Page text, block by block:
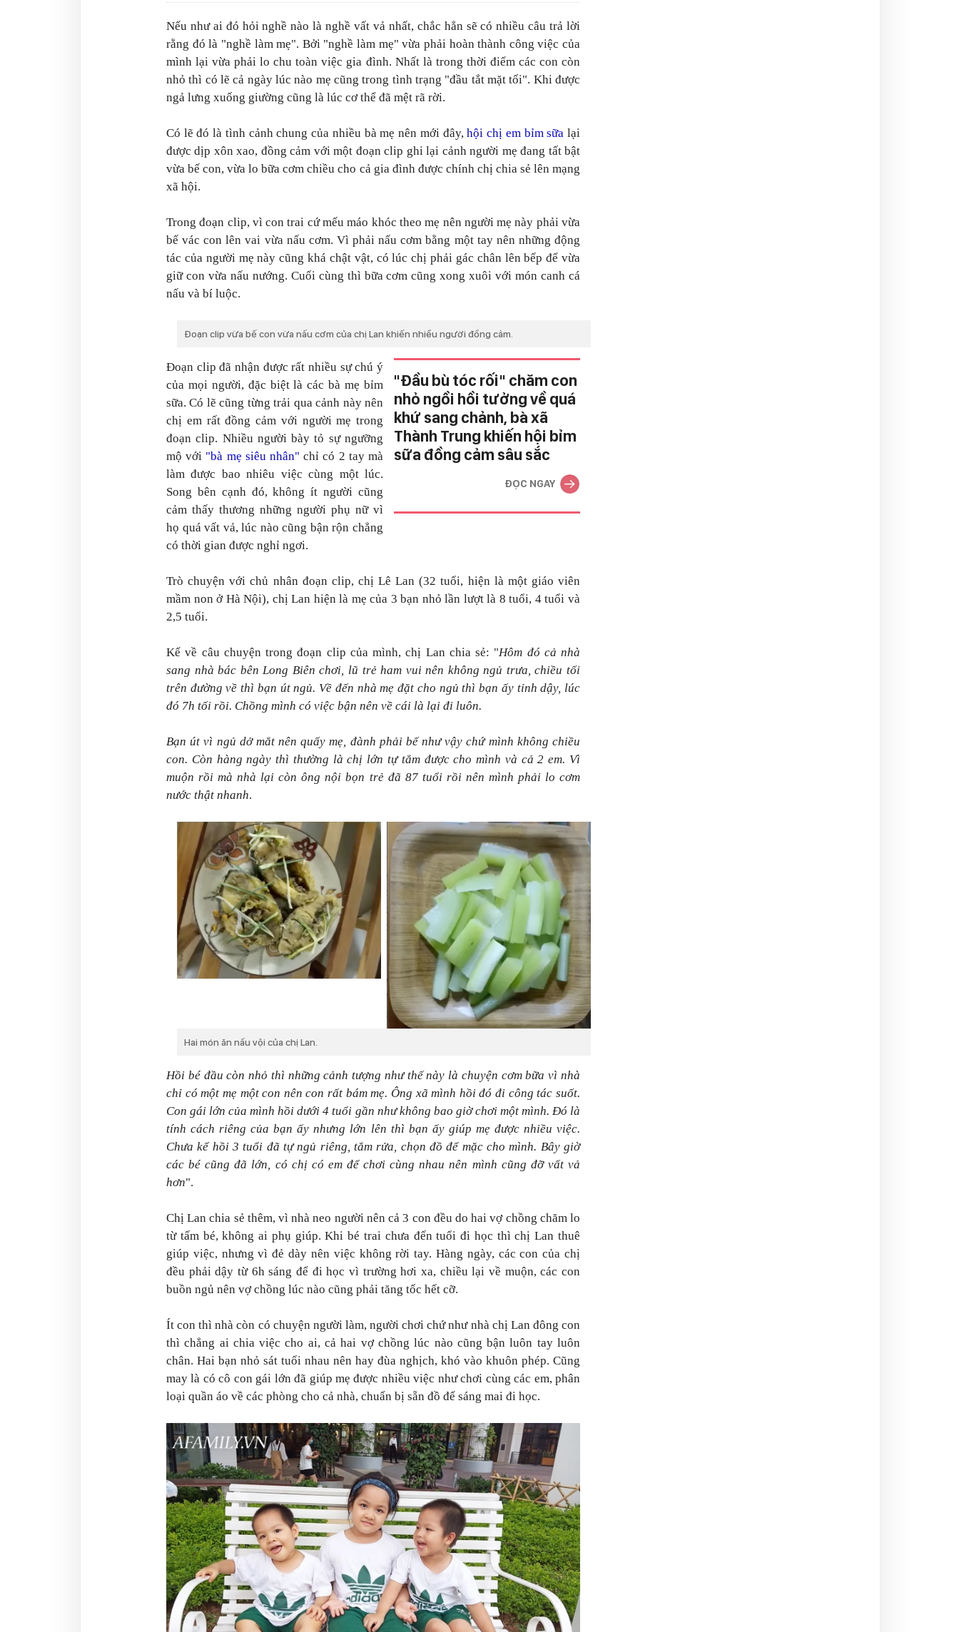
Nếu như ai đó hỏi nghề nào là nghề vất vả nhất, chắc hẳn sẽ có nhiều câu trả lời
rằng đó là "nghề làm mẹ". Bởi "nghề làm mẹ" vừa phải hoàn thành công việc của
mình lại vừa phải lo chu toàn việc gia đình. Nhất là trong thời điểm các con còn
nhỏ thì có lẽ cả ngày lúc nào mẹ cũng trong tình trạng "đầu tắt mặt tối". Khi được
ngả lưng xuống giường cũng là lúc cơ thể đã mệt rã rời.
Có lẽ đó là tình cảnh chung của nhiều bà mẹ nên mới đây,hội chị em bỉm sữa lại
được dịp xôn xao, đồng cảm với một đoạn clip ghi lại cảnh người mẹ đang tất bật
vừa bế con, vừa lo bữa cơm chiều cho cả gia đình được chính chị chia sẻ lên mạng
xã hội.
Trong đoạn clip, vì con trai cứ mếu máo khóc theo mẹ nên người mẹ này phải vừa
bế vác con lên vai vừa nấu cơm. Vì phải nấu cơm bằng một tay nên những động
tác của người mẹ này cũng khá chật vật, có lúc chị phải gác chân lên bếp để vừa
giữ con vừa nấu nướng. Cuối cùng thì bữa cơm cũng xong xuôi với món canh cá
nấu và bí luộc.
Đoạn clip vừa bế con vừa nấu cơm của chị Lan khiến nhiều người đồng cảm.
"Đầu bù tóc rối" chăm con
nhỏ ngồi hồi tưởng về quá
khứ sang chảnh, bà xã
Thành Trung khiến hội bỉm
sữa đồng cảm sâu sắc
ĐỌC NGAY
Đoạn clip đã nhận được rất nhiều sự chú ý
của mọi người, đặc biệt là các bà mẹ bỉm
sữa. Có lẽ cũng từng trải qua cảnh này nên
chị em rất đồng cảm với người mẹ trong
đoạn clip. Nhiều người bày tỏ sự ngưỡng
mộ với "bà mẹ siêu nhân" chỉ có 2 tay mà
làm được bao nhiêu việc cùng một lúc.
Song bên cạnh đó, không ít người cũng
cảm thấy thương những người phụ nữ vì
họ quá vất vả, lúc nào cũng bận rộn chẳng
có thời gian được nghỉ ngơi.
Trò chuyện với chủ nhân đoạn clip, chị Lê Lan (32 tuổi, hiện là một giáo viên
mầm non ở Hà Nội), chị Lan hiện là mẹ của 3 bạn nhỏ lần lượt là 8 tuổi, 4 tuổi và
2,5 tuổi.
Kể về câu chuyện trong đoạn clip của mình, chị Lan chia sẻ: "Hôm đó cả nhà
sang nhà bác bên Long Biên chơi, lũ trẻ ham vui nên không ngủ trưa, chiều tối
trên đường về thì bạn út ngủ. Về đến nhà mẹ đặt cho ngủ thì bạn ấy tỉnh dậy, lúc
đó 7h tối rồi. Chồng mình có việc bận nên về cái là lại đi luôn.
Bạn út vì ngủ dở mắt nên quấy mẹ, đành phải bế như vậy chứ mình không chiều
con. Còn hàng ngày thì thường là chị lớn tự tắm được cho mình và cả 2 em. Vì
muộn rồi mà nhà lại còn ông nội bọn trẻ đã 87 tuổi rồi nên mình phải lo cơm
nước thật nhanh.
Hai món ăn nấu vội của chị Lan.
Hồi bé đầu còn nhỏ thì những cảnh tượng như thế này là chuyện cơm bữa vì nhà
chỉ có một mẹ một con nên con rất bám mẹ. Ông xã mình hồi đó đi công tác suốt.
Con gái lớn của mình hồi dưới 4 tuổi gần như không bao giờ chơi một mình. Đó là
tính cách riêng của bạn ấy nhưng lớn lên thì bạn ấy giúp mẹ được nhiều việc.
Chưa kể hồi 3 tuổi đã tự ngủ riêng, tắm rửa, chọn đồ để mặc cho mình. Bây giờ
các bé cũng đã lớn, có chị có em để chơi cùng nhau nên mình cũng đỡ vất vả
hơn".
Chị Lan chia sẻ thêm, vì nhà neo người nên cả 3 con đều do hai vợ chồng chăm lo
từ tấm bé, không ai phụ giúp. Khi bé trai chưa đến tuổi đi học thì chị Lan thuê
giúp việc, nhưng vì đẻ dày nên việc không rời tay. Hàng ngày, các con của chị
đều phải dậy từ 6h sáng để đi học vì trường hơi xa, chiều lại về muộn, các con
buồn ngủ nên vợ chồng lúc nào cũng phải tăng tốc hết cỡ.
Ít con thì nhà còn có chuyện người làm, người chơi chứ như nhà chị Lan đông con
thì chẳng ai chia việc cho ai, cả hai vợ chồng lúc nào cũng bận luôn tay luôn
chân. Hai bạn nhỏ sát tuổi nhau nên hay đùa nghịch, khó vào khuôn phép. Cũng
may là có cô con gái lớn đã giúp mẹ được nhiều việc như chơi cùng các em, phân
loại quần áo về các phòng cho cả nhà, chuẩn bị sẵn đồ để sáng mai đi học.